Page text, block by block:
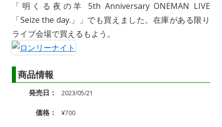
「明くる夜の羊 5th Anniversary ONEMAN LIVE
「Seize the day.」」でも買えました。在庫がある限り
ライブ会場で買えるもよう。
商品情報
発売日： 2023/05/21
価格： ¥700